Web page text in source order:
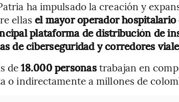
ha impulsado la creación y
ellas el mayor operador
plataforma de distribución de
de ciberseguridad y corredores
de18.000 personastrabajan en
o indirectamente a millones de